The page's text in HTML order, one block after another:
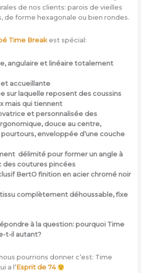
de nos clients: parois de vieilles
de forme hexagonale ou bien rondes.
Time Breakest spécial:
angulaire et linéaire totalement
accueillante
sur laquelle reposent des coussins
mais qui tiennent
et personnalisée des
douce au centre,
enveloppée d’une couche
délimité pour former un angle à
des coutures pincées
BertO finition en acier chromé noir
complètement déhoussable, fixe
à la question: pourquoi Time
t-il autant?
pourrions donner c’est: Time
a l’Esprit de 74